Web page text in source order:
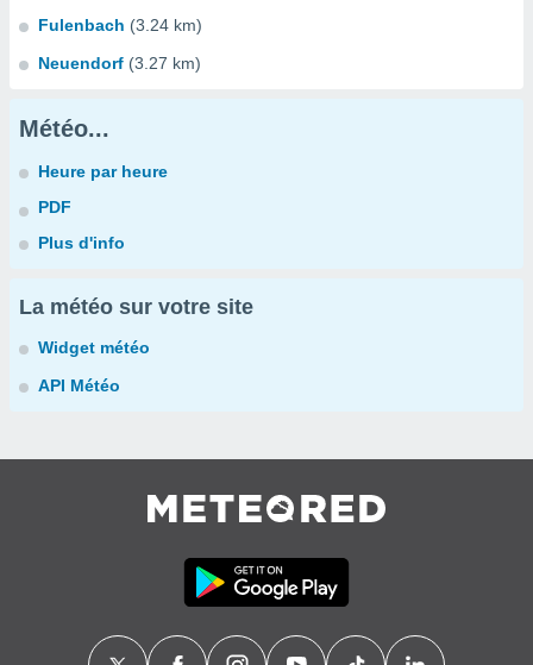
Fulenbach (3.24 km)
Neuendorf (3.27 km)
Météo...
Heure par heure
PDF
Plus d'info
La météo sur votre site
Widget météo
API Météo